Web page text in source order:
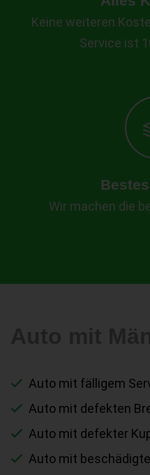
Keine weiteren
Service ist
Wir machen die
Auto mit fälligem
Auto mit defekten
Auto mit defekter
Auto mit